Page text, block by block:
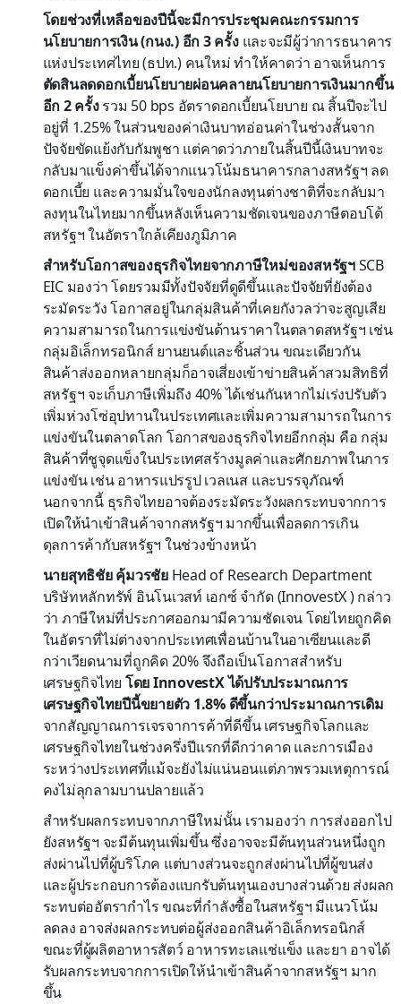
โดยช่วงที่เหลือของปีนี้จะมีการประชุมคณะกรรมการ
นโยบายการเงิน (กนง.) อีก 3 ครั้งและจะมีผู้ว่าการธนาคาร
แห่งประเทศไทย (ธปท.) คนใหม่ ทำให้คาดว่า อาจเห็นการ
ตัดสินลดดอกเบี้ยนโยบายผ่อนคลายนโยบายการเงินมากขึ้น
อีก 2 ครั้งรวม 50 bps อัตราดอกเบี้ยนโยบาย ณ สิ้นปีจะไป
อยู่ที่ 1.25% ในส่วนของค่าเงินบาทอ่อนค่าในช่วงสั้นจาก
ปัจจัยขัดแย้งกับกัมพูชา แต่คาดว่าภายในสิ้นปีนี้เงินบาทจะ
กลับมาแข็งค่าขึ้นได้จากแนวโน้มธนาคารกลางสหรัฐฯ ลด
ดอกเบี้ย และความมั่นใจของนักลงทุนต่างชาติที่จะกลับมา
ลงทุนในไทยมากขึ้นหลังเห็นความชัดเจนของภาษีตอบโต้
สหรัฐฯ ในอัตราใกล้เคียงภูมิภาค
สำหรับโอกาสของธุรกิจไทยจากภาษีใหม่ของสหรัฐฯSCB
EIC มองว่า โดยรวมมีทั้งปัจจัยที่ดูดีขึ้นและปัจจัยที่ยังต้อง
ระมัดระวัง โอกาสอยู่ในกลุ่มสินค้าที่เคยกังวลว่าจะสูญเสีย
ความสามารถในการแข่งขันด้านราคาในตลาดสหรัฐฯ เช่น
กลุ่มอิเล็กทรอนิกส์ ยานยนต์และชิ้นส่วน ขณะเดียวกัน
สินค้าส่งออกหลายกลุ่มก็อาจเสี่ยงเข้าข่ายสินค้าสวมสิทธิที่
สหรัฐฯ จะเก็บภาษีเพิ่มถึง 40% ได้เช่นกันหากไม่เร่งปรับตัว
เพิ่มห่วงโซ่อุปทานในประเทศและเพิ่มความสามารถในการ
แข่งขันในตลาดโลก โอกาสของธุรกิจไทยอีกกลุ่ม คือ กลุ่ม
สินค้าที่ชูจุดแข็งในประเทศสร้างมูลค่าและศักยภาพในการ
แข่งขัน เช่น อาหารแปรรูป เวลเนส และบรรจุภัณฑ์
นอกจากนี้ ธุรกิจไทยอาจต้องระมัดระวังผลกระทบจากการ
เปิดให้นำเข้าสินค้าจากสหรัฐฯ มากขึ้นเพื่อลดการเกิน
ดุลการค้ากับสหรัฐฯ ในช่วงข้างหน้า
นายสุทธิชัย คุ้มวรชัยHead of Research Department
บริษัทหลักทรัพ์ อินโนเวสท์ เอกซ์ จำกัด (InnovestX ) กล่าว
ว่า ภาษีใหม่ที่ประกาศออกมามีความชัดเจน โดยไทยถูกคิด
ในอัตราที่ไม่ต่างจากประเทศเพื่อนบ้านในอาเซียนและดี
กว่าเวียดนามที่ถูกคิด 20% จึงถือเป็นโอกาสสำหรับ
เศรษฐกิจไทย โดย InnovestX ได้ปรับประมาณการ
เศรษฐกิจไทยปีนี้ขยายตัว 1.8% ดีขึ้นกว่าประมาณการเดิม
จากสัญญาณการเจรจาการค้าที่ดีขึ้น เศรษฐกิจโลกและ
เศรษฐกิจไทยในช่วงครึ่งปีแรกที่ดีกว่าคาด และการเมือง
ระหว่างประเทศที่แม้จะยังไม่แน่นอนแต่ภาพรวมเหตุการณ์
คงไม่ลุกลามบานปลายแล้ว
สำหรับผลกระทบจากภาษีใหม่นั้น เรามองว่า การส่งออกไป
ยังสหรัฐฯ จะมีต้นทุนเพิ่มขึ้น ซึ่งอาจจะมีต้นทุนส่วนหนึ่งถูก
ส่งผ่านไปที่ผู้บริโภค แต่บางส่วนจะถูกส่งผ่านไปที่ผู้ขนส่ง
และผู้ประกอบการต้องแบกรับต้นทุนเองบางส่วนด้วย ส่งผลก
ระทบต่ออัตรากำไร ขณะที่กำลังซื้อในสหรัฐฯ มีแนวโน้ม
ลดลง อาจส่งผลกระทบต่อผู้ส่งออกสินค้าอิเล็กทรอนิกส์
ขณะที่ผู้ผลิตอาหารสัตว์ อาหารทะเลแช่แข็ง และยา อาจได้
รับผลกระทบจากการเปิดให้นำเข้าสินค้าจากสหรัฐฯ มาก
ขึ้น